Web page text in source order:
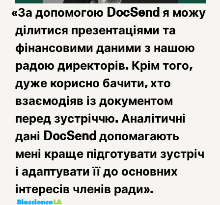
«За допомогою DocSend я можу
ділитися презентаціями та
фінансовими даними з нашою
радою директорів. Крім того,
дуже корисно бачити, хто
взаємодіяв із документом
перед зустріччю. Аналітичні
дані DocSend допомагають
мені краще підготувати зустріч
і адаптувати її до основних
інтересів членів ради».